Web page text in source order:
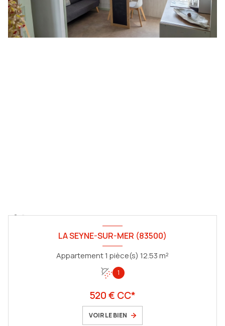
LA SEYNE-SUR-MER (83500)
Appartement 1 pièce(s) 12.53 m²
1
520 € CC*
VOIR LE BIEN